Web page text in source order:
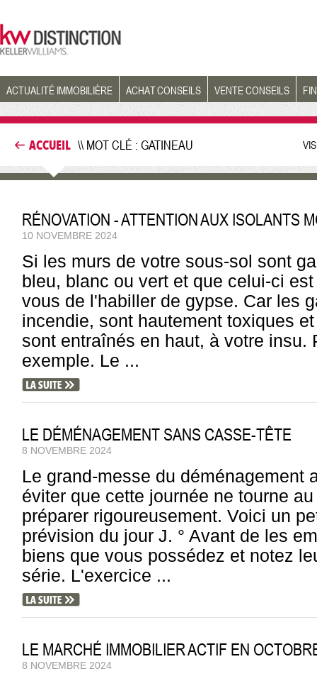
ACTUALITÉ IMMOBILIÈRE ACHAT CONSEILS VENTE CONSEILS
ACCUEIL \\ MOT CLÉ : GATINEAU
RÉNOVATION - ATTENTION AUX ISOLANTS
10 NOVEMBRE 2024
Si les murs de votre sous-sol sont
bleu, blanc ou vert et que celui-ci
vous de l'habiller de gypse. Car les
incendie, sont hautement toxiques
sont entraînés en haut, à votre insu.
exemple. Le ...
LE DÉMÉNAGEMENT SANS CASSE-TÊTE
8 NOVEMBRE 2024
Le grand-messe du déménagement
éviter que cette journée ne tourne
préparer rigoureusement. Voici un
prévision du jour J. ° Avant de les
biens que vous possédez et notez
série. L'exercice ...
LE MARCHÉ IMMOBILIER ACTIF EN
8 NOVEMBRE 2024